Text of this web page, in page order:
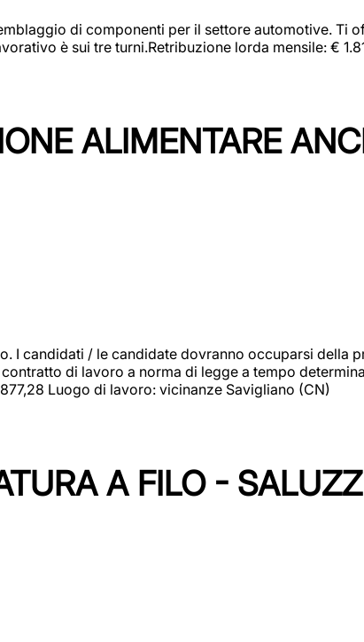
di componenti per il settore automotive. Ti
è sui tre turni.Retribuzione lorda mensile: €
ALIMENTARE
I candidati / le candidate dovranno occuparsi
di lavoro a norma di legge a tempo
Luogo di lavoro: vicinanze Savigliano (CN)
A FILO -